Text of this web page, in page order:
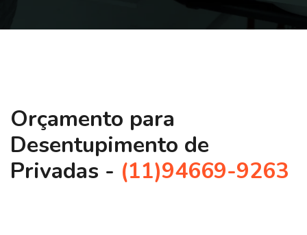
Orçamento para
Desentupimento de
Privadas - (11)94669-9263